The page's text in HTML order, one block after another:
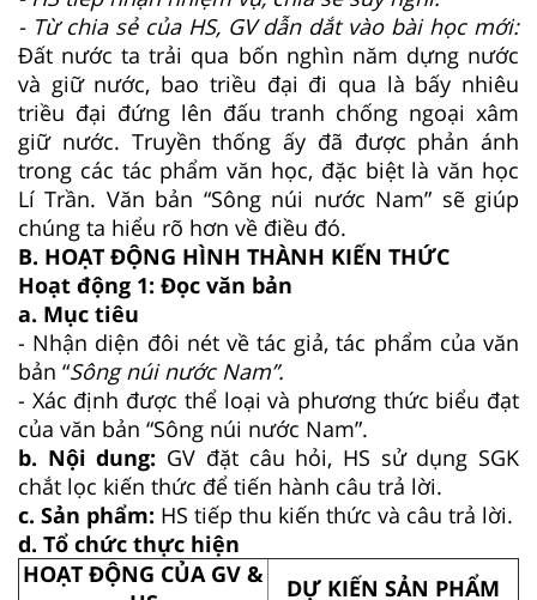
- Từ chia sẻ của HS, GV dẫn dắt vào bài học mới:
Đất nước ta trải qua bốn nghìn năm dựng nước
và giữ nước, bao triều đại đi qua là bấy nhiêu
triều đại đứng lên đấu tranh chống ngoại xâm
giữ nước. Truyền thống ấy đã được phản ánh
trong các tác phẩm văn học, đặc biệt là văn học
Lí Trần. Văn bản “Sông núi nước Nam” sẽ giúp
chúng ta hiểu rõ hơn về điều đó.
B. HOẠT ĐỘNG HÌNH THÀNH KIẾN THỨC
Hoạt động 1: Đọc văn bản
a. Mục tiêu
- Nhận diện đôi nét về tác giả, tác phẩm của văn
bản “Sông núi nước Nam”.
- Xác định được thể loại và phương thức biểu đạt
của văn bản “Sông núi nước Nam”.
b. Nội dung: GV đặt câu hỏi, HS sử dụng SGK
chắt lọc kiến thức để tiến hành câu trả lời.
c. Sản phẩm: HS tiếp thu kiến thức và câu trả lời.
d. Tổ chức thực hiện
HOẠT ĐỘNG CỦA GV &
DỰ KIẾN SẢN PHẨM